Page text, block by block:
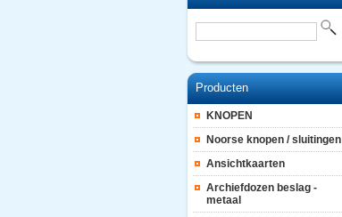
Producten
KNOPEN
Noorse knopen / sluitingen
Ansichtkaarten
Archiefdozen beslag -
metaal